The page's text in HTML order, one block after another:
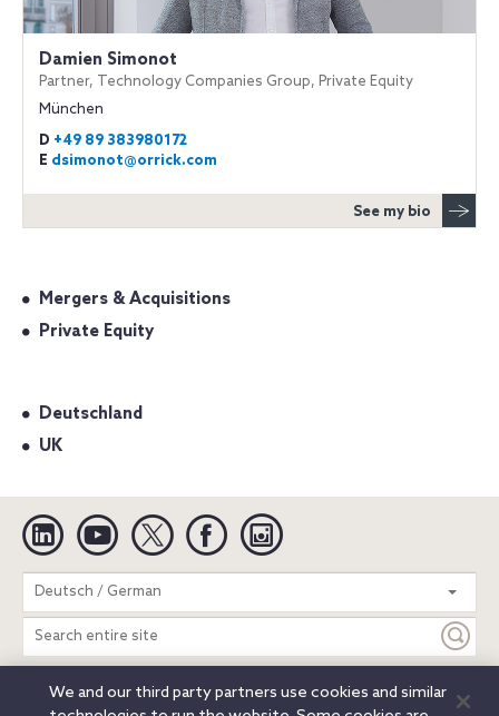
Damien Simonot
Partner, Technology Companies Group, Private Equity
München
D +49 89 383980172
E dsimonot@orrick.com
See my bio
Mergers & Acquisitions
Private Equity
Deutschland
UK
Linkedin YouTube Twitter Facebook
Deutsch / German
Search
entire
site
Legal Notices Privacy Notice Cookie Notice
We and our third party partners use cookies and similar